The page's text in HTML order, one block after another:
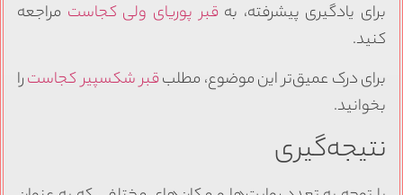
برای یادگیری پیشرفته، به قبر پوریای ولی کجاستمراجعه
کنید.
برای درک عمیق‌تر این موضوع، مطلبقبر شکسپیر کجاسترا
بخوانید.
نتیجه‌گیری